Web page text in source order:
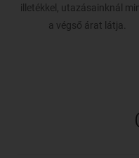
illetékkel, utazásainknál
a végső árat látja.